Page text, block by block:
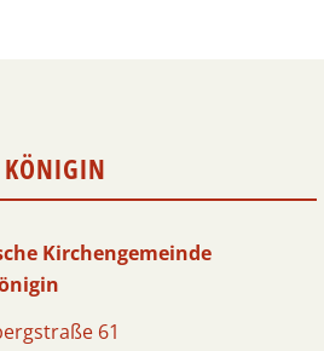
Kirchengemeinde
61